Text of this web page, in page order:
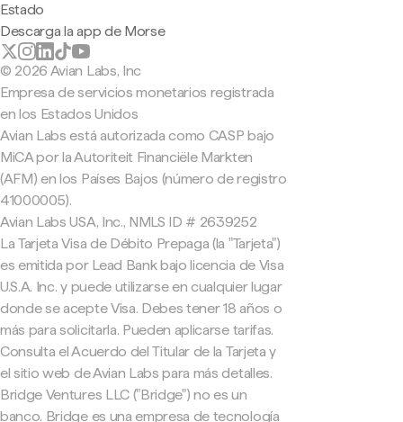
Estado
Descarga la app de Morse
© 2026 Avian Labs, Inc
Empresa de servicios monetarios registrada
en los Estados Unidos
Avian Labs está autorizada como CASP bajo
MiCA por la Autoriteit Financiële Markten
(AFM) en los Países Bajos (número de registro
41000005).
Avian Labs USA, Inc., NMLS ID # 2639252
La Tarjeta Visa de Débito Prepaga (la "Tarjeta")
es emitida por Lead Bank bajo licencia de Visa
U.S.A. Inc. y puede utilizarse en cualquier lugar
donde se acepte Visa. Debes tener 18 años o
más para solicitarla. Pueden aplicarse tarifas.
Consulta el Acuerdo del Titular de la Tarjeta y
el sitio web de Avian Labs para más detalles.
Bridge Ventures LLC ("Bridge") no es un
banco. Bridge es una empresa de tecnología